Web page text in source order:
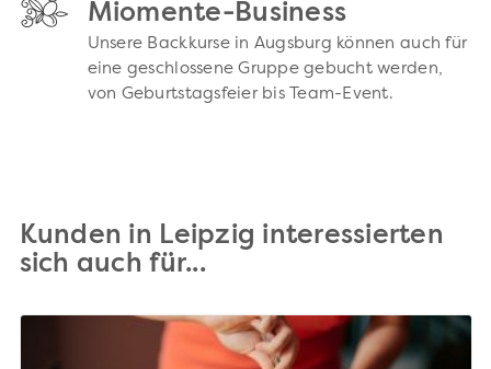
Miomente-Business
Unsere Backkurse in Augsburg können auch für
eine geschlossene Gruppe gebucht werden,
von Geburtstagsfeier bis Team-Event.
Kunden in Leipzig interessierten
sich auch für...